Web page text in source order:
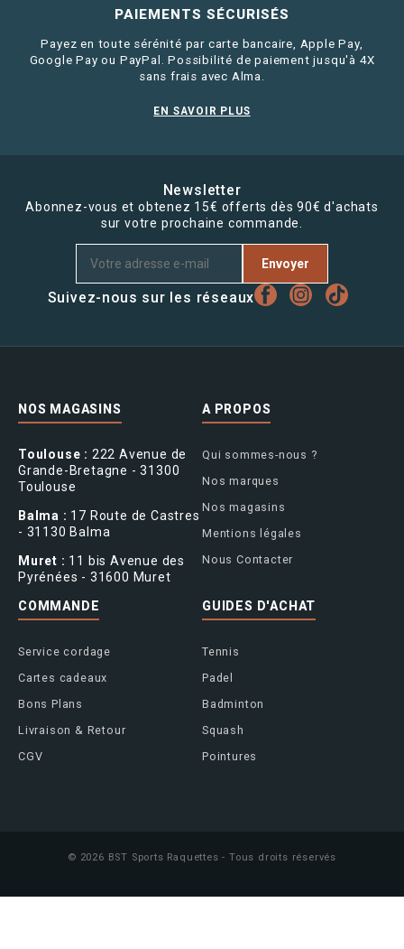
PAIEMENTS SÉCURISÉS
Payez en toute sérénité par carte bancaire, Apple Pay,
Google Pay ou PayPal. Possibilité de paiement jusqu'à 4X
sans frais avec Alma.
EN SAVOIR PLUS
Newsletter
Abonnez-vous et obtenez 15€ offerts dès 90€ d'achats
sur votre prochaine commande.
Envoyer
Suivez-nous sur les réseaux
NOS MAGASINS
Toulouse : 222 Avenue de
Grande-Bretagne - 31300
Toulouse
Balma : 17 Route de Castres
- 31130 Balma
Muret : 11 bis Avenue des
Pyrénées - 31600 Muret
A PROPOS
Qui sommes-nous ?
Nos marques
Nos magasins
Mentions légales
Nous Contacter
COMMANDE
Service cordage
Cartes cadeaux
Bons Plans
Livraison & Retour
CGV
GUIDES D'ACHAT
Tennis
Padel
Badminton
Squash
Pointures
© 2026 BST Sports Raquettes - Tous droits réservés